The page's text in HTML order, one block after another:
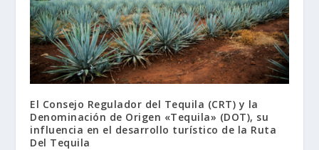
El Consejo Regulador del Tequila (CRT) y la
Denominación de Origen «Tequila» (DOT), su
influencia en el desarrollo turístico de la Ruta
Del Tequila